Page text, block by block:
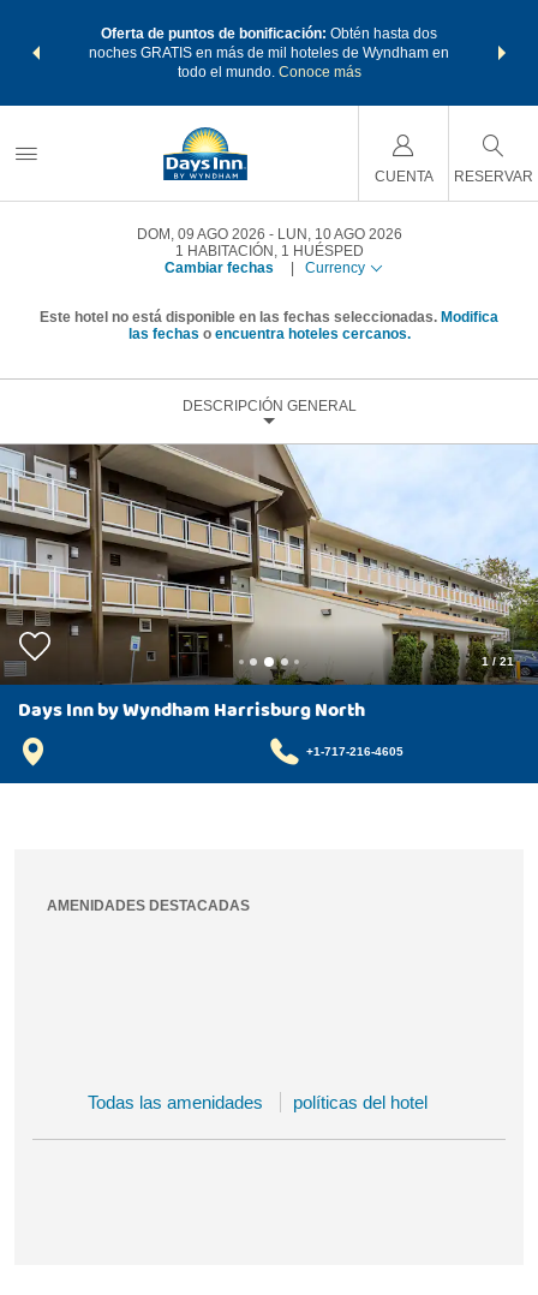
Oferta de puntos de bonificación:Obtén hasta dos
noches GRATIS en más de mil hoteles de Wyndham en
todo el mundo. Conoce más
de viaje
CUENTA RESERVAR
DOM, 09 AGO 2026
LUN, 10 AGO 2026
1 HABITACIÓN , 1 HUÉSPED
Cambiar fechas
Currency
Este hotel no está disponible en las fechas seleccionadas. Modifica
las fechas o encuentra hoteles cercanos.
DESCRIPCIÓN GENERAL
1/21
Days Inn by Wyndham Harrisburg North
+1-717-216-4605
AMENIDADES DESTACADAS
Todas las amenidades políticas del hotel